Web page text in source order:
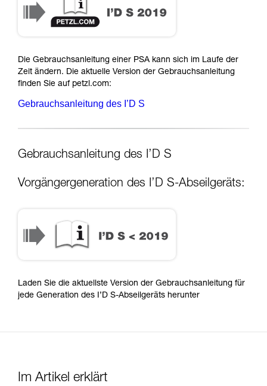
Die Gebrauchsanleitung einer PSA kann sich im Laufe der
Zeit ändern. Die aktuelle Version der Gebrauchsanleitung
finden Sie auf petzl.com:
Gebrauchsanleitung des I’D S
Gebrauchsanleitung des I’D S
Vorgängergeneration des I’D S-Abseilgeräts:
Laden Sie die aktuellste Version der Gebrauchsanleitung für
jede Generation des I’D S-Abseilgeräts herunter
Im Artikel erklärt